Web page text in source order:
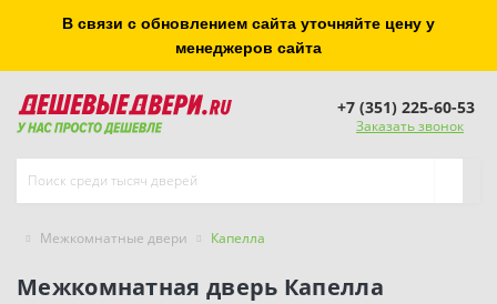
В связи с обновлением сайта уточняйте цену у
менеджеров сайта
+7 (351) 225-60-53
Заказать звонок
Межкомнатные двери Капелла
Межкомнатная дверь Капелла